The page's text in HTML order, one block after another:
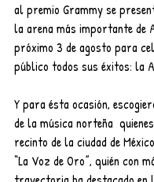
al premio Grammy se
la arena más importante de
próximo 3 de agosto para
público todos sus éxitos: la
Y para ésta ocasión,
de la música norteña
recinto de la ciudad de
“La Voz de Oro”, quién con